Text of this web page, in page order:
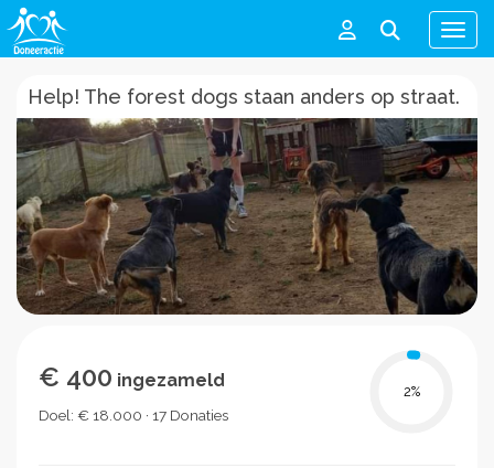
Menu
Help! The forest dogs staan anders op straat.
€ 400 ingezameld
Doel: € 18.000 · 17 Donaties
2%